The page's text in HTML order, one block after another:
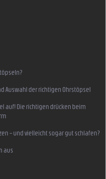
Auswahl der richtigen Ohrstöpsel
auf! Die richtigen drücken beim
– und vielleicht sogar gut schlafen?
aus